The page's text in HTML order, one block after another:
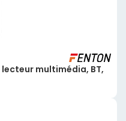
lecteur multimédia, BT,